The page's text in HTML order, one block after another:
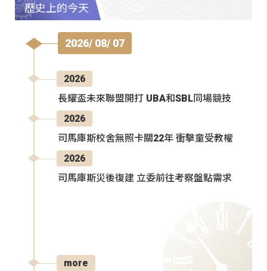
歷史上的今天
2026/ 08/ 07
2026
長耀盃未來聯盟開打 UBA和SBL同場競技
2026
司馬庫斯校舍無照卡關22年 衝擊童受教權
2026
司馬庫斯災後復建 立委前往考察盤點需求
more